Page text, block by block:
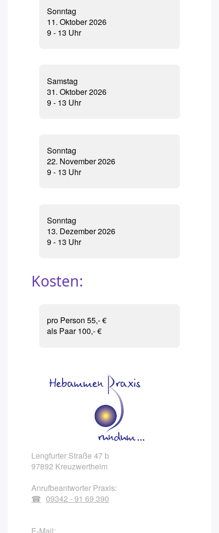
Sonntag
11. Oktober 2026
9 - 13 Uhr
Samstag
31. Oktober 2026
9 - 13 Uhr
Sonntag
22. November 2026
9 - 13 Uhr
Sonntag
13. Dezember 2026
9 - 13 Uhr
Kosten:
pro Person 55,- €
als Paar 100,- €
Lengfurter Straße 47 b
97892 Kreuzwertheim
Anrufbeantworter Praxis:
09342 - 91 69 390